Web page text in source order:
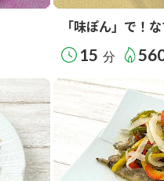
「味ぽん」で！
15 分